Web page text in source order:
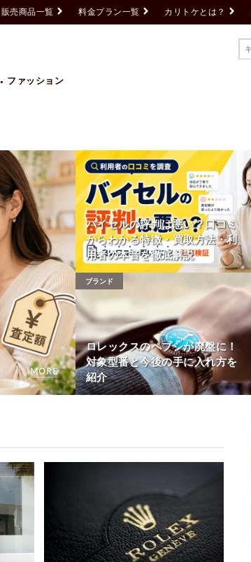
販売商品一覧 料金プラン一覧 カリトケとは？
TAG HEUER
ファッション
バイセルの評判は悪い？口コミ
からわかる特徴・買取方法・利
用者の本音を徹底解説
ブランド
ロレックスのペプシが廃盤に！
対象型番と今後の手に入れ方を
紹介